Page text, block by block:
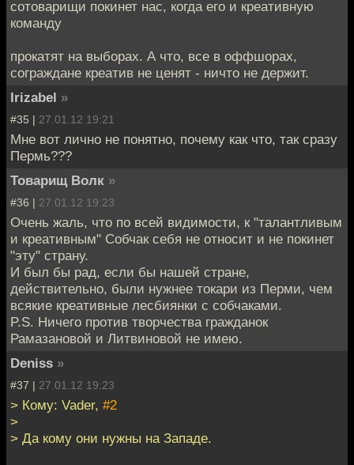
сотоварищи покинет нас, когда его и креативную
команду
прокатят на выборах. А что, все в оффшорах,
сограждане креатив не ценят - ничто не держит.
Irizabel »
#35 | 27.01.12 19:21
Мне вот лично не понятно, почему как что, так сразу
Пермь???
Товарищ Волк »
#36 | 27.01.12 19:23
Очень жаль, что по всей видимости, к "талантливым
и креативным" Собчак себя не относит и не покинет
"эту" страну.
И был бы рад, если бы нашей стране,
действительно, были нужнее токари из Перми, чем
всякие креативные лесбиянки с собчаками.
P.S. Ничего против творчества гражданок
Рамазановой и Литвиновой не имею.
Deniss »
#37 | 27.01.12 19:23
> Кому: Vader, #2
>
> Да кому они нужны на Западе.